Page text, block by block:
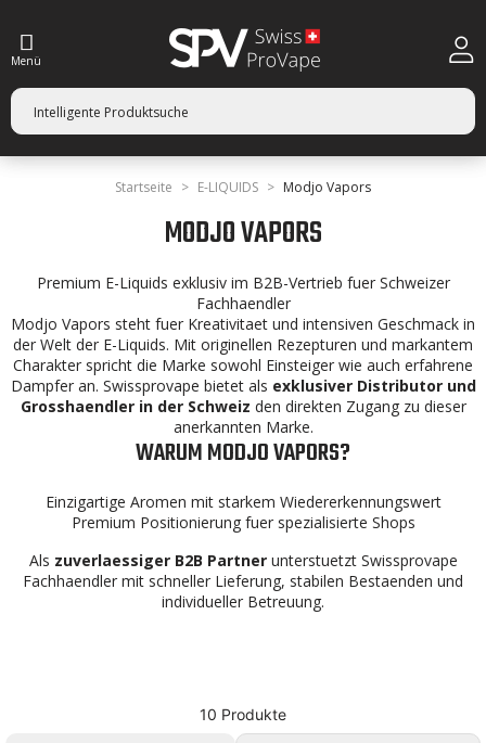
Menü
Startseite E-LIQUIDS Modjo Vapors
MODJO VAPORS
Premium E-Liquids exklusiv im B2B-Vertrieb fuer Schweizer
Fachhaendler
Modjo Vapors steht fuer Kreativitaet und intensiven Geschmack in
der Welt der E-Liquids. Mit originellen Rezepturen und markantem
Charakter spricht die Marke sowohl Einsteiger wie auch erfahrene
Dampfer an. Swissprovape bietet als exklusiver Distributor und
Grosshaendler in der Schweiz den direkten Zugang zu dieser
anerkannten Marke.
WARUM MODJO VAPORS?
Einzigartige Aromen mit starkem Wiedererkennungswert
Premium Positionierung fuer spezialisierte Shops
Als zuverlaessiger B2B Partner unterstuetzt Swissprovape
Fachhaendler mit schneller Lieferung, stabilen Bestaenden und
individueller Betreuung.
10 Produkte